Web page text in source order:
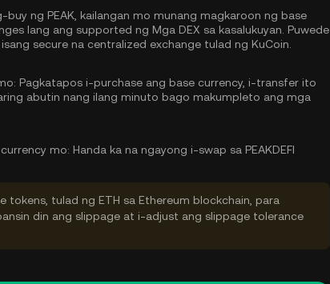
buy ng PEAK, kailangan mo munang magkaroon ng base
lang ang supported ng Mga DEX sa kasalukuyan. Puwede
secure na centralized exchange tulad ng KuCoin.
Pagkatapos i-purchase ang base currency, i-transfer ito
abutin nang ilang minuto bago makumpleto ang mga
currency mo: Handa ka na ngayong i-swap sa PEAKDEFI
tokens, tulad ng ETH sa Ethereum blockchain, para
din ang slippage at i-adjust ang slippage tolerance